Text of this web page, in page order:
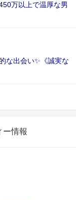
万以上で温厚な男
な出会い✨️《誠実な
ー情報